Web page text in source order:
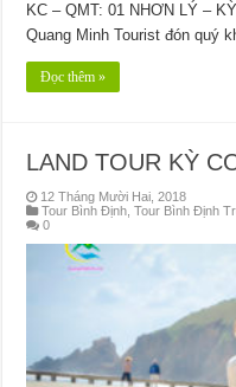
KC – QMT: 01 NHƠN LÝ –
Quang Minh Tourist đón quý
Đọc thêm »
LAND TOUR KỲ
12 Tháng Mười Hai, 2018
Tour Bình Định ,Tour Bình Định
0